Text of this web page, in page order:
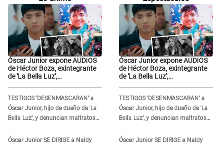
Óscar Junior expone AUDIOS
de Héctor Boza, exintegrante
de 'La Bella Luz',
"Grábame..."
TESTIGOS 'DESENMASCARAN' a
Óscar Junior, hijo de dueño de 'La
Bella Luz', y denuncian maltratos
en la orquesta: "Los humilla..."
Óscar Junior SE DIRIGE a Naldy
Óscar Junior expone AUDIOS
de Héctor Boza, exintegrante
de 'La Bella Luz',
"Grábame..."
TESTIGOS 'DESENMASCARAN' a
Óscar Junior, hijo de dueño de 'La
Bella Luz', y denuncian maltratos
en la orquesta: "Los humilla..."
Óscar Junior SE DIRIGE a Naldy